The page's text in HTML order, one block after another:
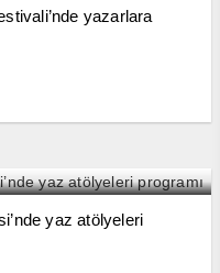
yazarlara
yaz atölyeleri